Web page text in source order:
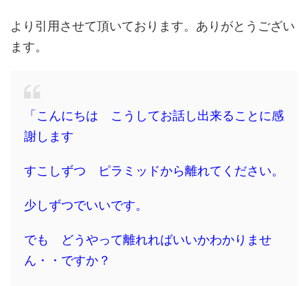
より引用させて頂いております。ありがとうござい
ます。
「こんにちは こうしてお話し出来ることに感
謝します
すこしずつ ピラミッドから離れてください。
少しずつでいいです。
でも どうやって離れればいいかわかりませ
ん・・ですか？